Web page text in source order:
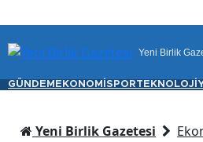
Yeni Birlik
GÜNDEM EKONOMİ SPORTEKNOLOJİ
Yeni Birlik Gazetesi